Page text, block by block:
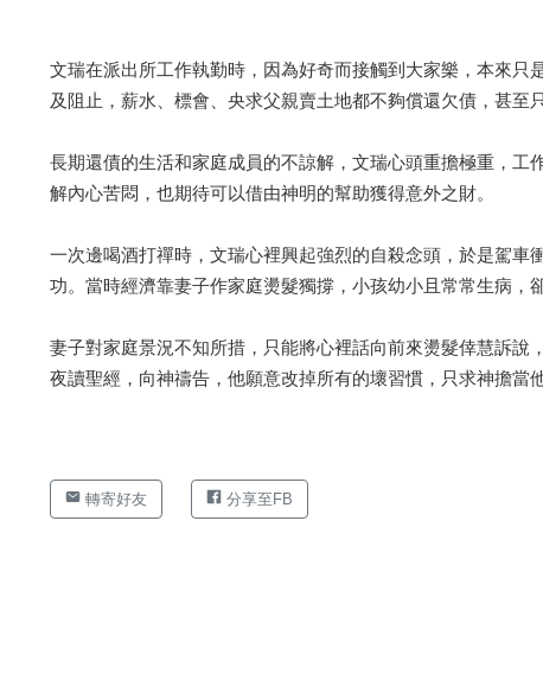
文瑞在派出所工作執勤時，因為好奇而接觸到大家樂，本來
及阻止，薪水、標會、央求父親賣土地都不夠償還欠債，甚至
長期還債的生活和家庭成員的不諒解，文瑞心頭重擔極重，
解內心苦悶，也期待可以借由神明的幫助獲得意外之財。
一次邊喝酒打禪時，文瑞心裡興起強烈的自殺念頭，於是駕
功。當時經濟靠妻子作家庭燙髮獨撐，小孩幼小且常常生病
妻子對家庭景況不知所措，只能將心裡話向前來燙髮倖慧訴
夜讀聖經，向神禱告，他願意改掉所有的壞習慣，只求神擔當
轉寄好友 分享至FB